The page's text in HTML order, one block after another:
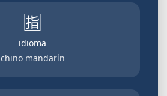
🈯
idioma
chino mandarín